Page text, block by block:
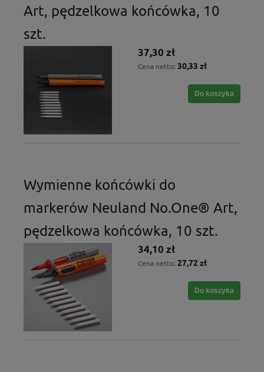
Art, pędzelkowa końcówka, 10
szt.
37,30 zł
Cena netto: 30,33 zł
Do koszyka
Wymienne końcówki do
markerów Neuland No.One® Art,
pędzelkowa końcówka, 10 szt.
34,10 zł
Cena netto: 27,72 zł
Do koszyka